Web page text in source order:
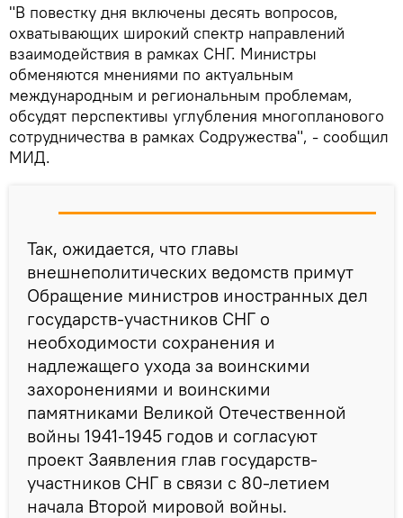
"В повестку дня включены десять вопросов,
охватывающих широкий спектр направлений
взаимодействия в рамках СНГ. Министры
обменяются мнениями по актуальным
международным и региональным проблемам,
обсудят перспективы углубления многопланового
сотрудничества в рамках Содружества", - сообщил
МИД.
Так, ожидается, что главы
внешнеполитических ведомств примут
Обращение министров иностранных дел
государств-участников СНГ о
необходимости сохранения и
надлежащего ухода за воинскими
захоронениями и воинскими
памятниками Великой Отечественной
войны 1941-1945 годов и согласуют
проект Заявления глав государств-
участников СНГ в связи с 80-летием
начала Второй мировой войны.